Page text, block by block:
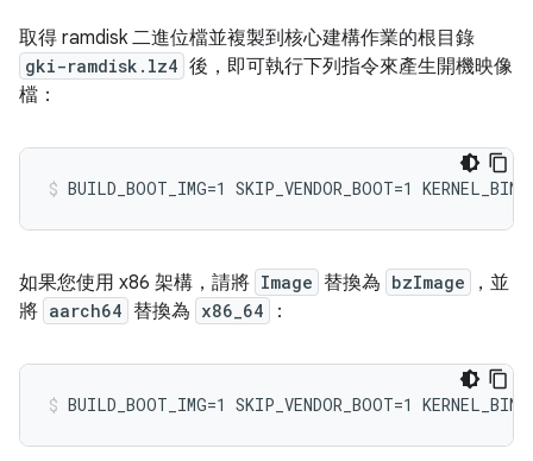
取得 ramdisk 二進位檔並複製到核心建構作業的根目錄
gki-ramdisk.lz4 後，即可執行下列指令來產生開機映像
檔：
如果您使用 x86 架構，請將 Image 替換為 bzImage
，並
將 aarch64 替換為 x86_64 ：